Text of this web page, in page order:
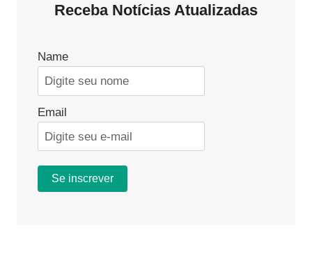
Receba Notícias Atualizadas
Name
Email